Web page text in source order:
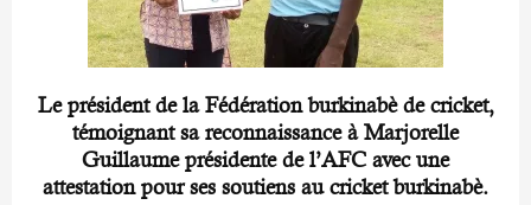
Le président de la Fédération burkinabè de cricket,
témoignant sa reconnaissance à Marjorelle
Guillaume présidente de l’AFC avec une
attestation pour ses soutiens au cricket burkinabè.